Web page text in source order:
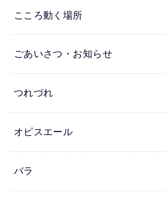
こころ動く場所
ごあいさつ・お知らせ
つれづれ
オピスエール
バラ